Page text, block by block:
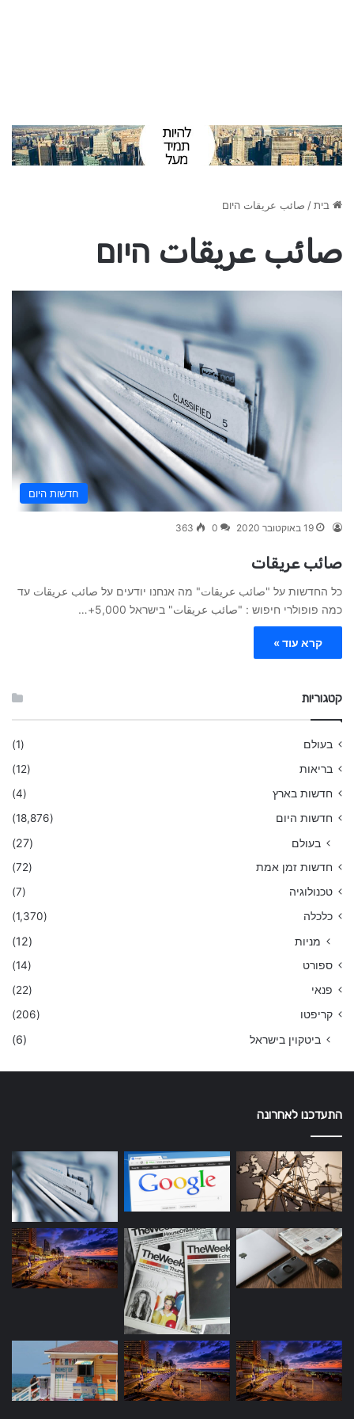
בית/ صائب عريقات היום
صائب عريقات היום
חדשות היום
19 באוקטובר 2020 0
363
صائب عريقات
כל החדשות על "صائب عريقات" מה אנחנו יודעים על صائب عريقات עד
כמה פופולרי חיפוש : "صائب عريقات" בישראל 5,000+…
קרא עוד »
קטגוריות
בעולם
(1)
בריאות
(12)
חדשות בארץ
(4)
חדשות היום
(18,876)
בעולם (27)
חדשות זמן אמת
(72)
טכנולוגיה
(7)
כלכלה
(1,370)
מניות (12)
ספורט
(14)
פנאי
(22)
קריפטו
(206)
ביטקוין בישראל (6)
התעדכנו לאחרונה